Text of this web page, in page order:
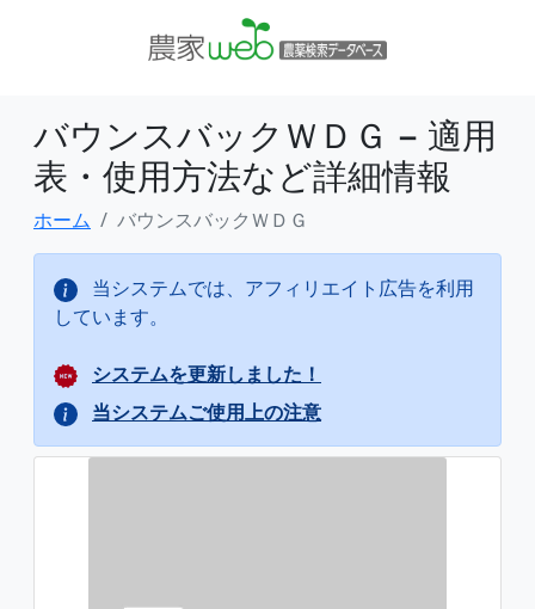
バウンスバックＷＤＧ − 適用
表・使用方法など詳細情報
ホーム バウンスバックＷＤＧ
当システムでは、アフィリエイト広告を利用
しています。
システムを更新しました！
当システムご使用上の注意